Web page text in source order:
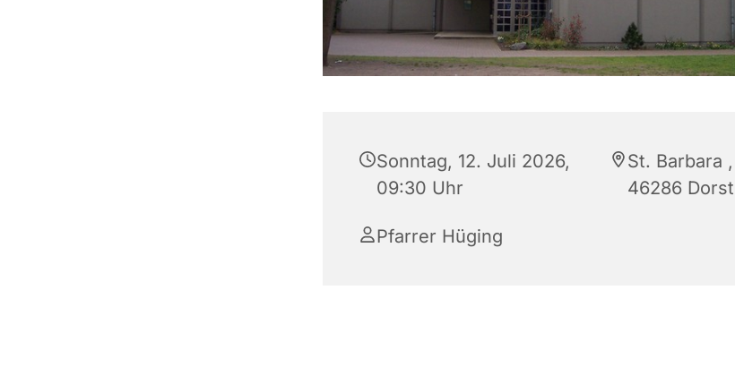
Sonntag, 12. Juli 2026,
09:30 Uhr
St. Barbara
46286
Pfarrer Hüging